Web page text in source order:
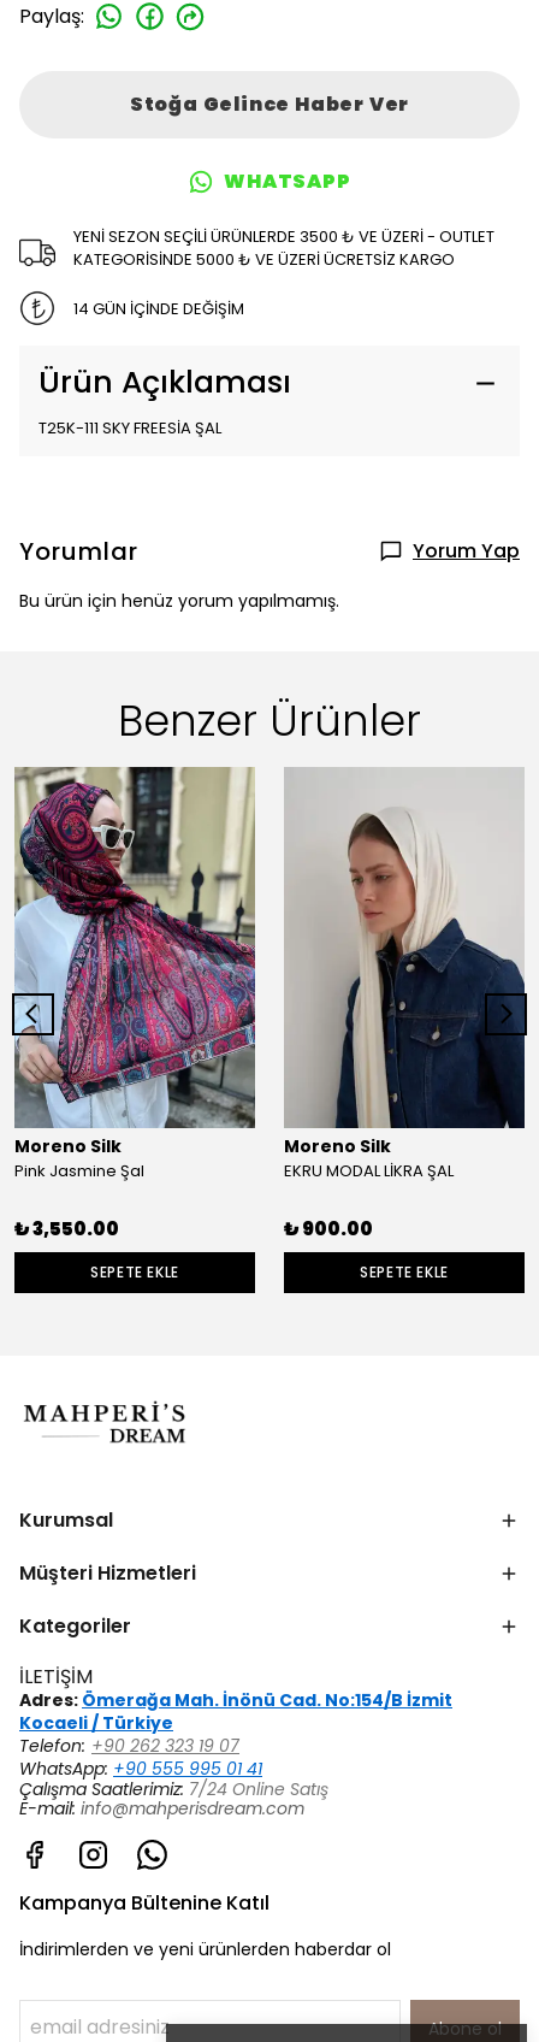
Paylaş:
Stoğa Gelince Haber Ver
WHATSAPP
YENİ SEZON SEÇİLİ ÜRÜNLERDE 3500 ₺ VE ÜZERİ - OUTLET
KATEGORİSİNDE 5000 ₺ VE ÜZERİ ÜCRETSİZ KARGO
14 GÜN İÇİNDE DEĞİŞİM
Ürün Açıklaması
T25K-111 SKY FREESİA ŞAL
Yorumlar Yorum Yap
Bu ürün için henüz yorum yapılmamış.
Benzer Ürünler
Moreno Silk
Pink Jasmine Şal
₺ 3,550.00
SEPETE EKLE
Moreno Silk
EKRU MODAL LİKRA ŞAL
₺ 900.00
SEPETE EKLE
Kurumsal
Müşteri Hizmetleri
Kategoriler
İLETİŞİM
Adres: Ömerağa Mah. İnönü Cad. No:154/B İzmit
Kocaeli / Türkiye
Telefon: +90 262 323 19 07
WhatsApp: +90 555 995 01 41
Çalışma Saatlerimiz: 7/24 Online Satış
E-mail: info@mahperisdream.com
Kampanya Bültenine Katıl
İndirimlerden ve yeni ürünlerden haberdar ol
Abone ol